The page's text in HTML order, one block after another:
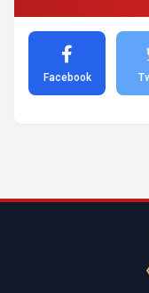
Facebook